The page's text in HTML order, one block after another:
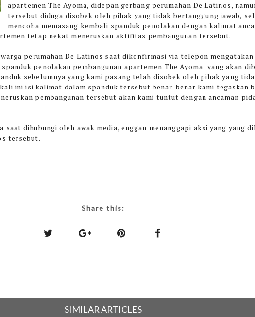
apartemen The Ayoma, didepan gerbang perumahan De Latinos,
tersebut diduga disobek oleh pihak yang tidak bertanggung jawab,
mencoba memasang kembali spanduk penolakan dengan kalimat
tetap nekat meneruskan aktifitas pembangunan tersebut.
perumahan De Latinos saat dikonfirmasi via telepon mengatakan
penolakan pembangunan apartemen The Ayoma yang akan
sebelumnya yang kami pasang telah disobek oleh pihak yang
ini isi kalimat dalam spanduk tersebut benar-benar kami tegaskan
pembangunan tersebut akan kami tuntut dengan ancaman
saat dihubungi oleh awak media, enggan menanggapi aksi yang yang
tersebut.
Share this:
SIMILAR ARTICLES